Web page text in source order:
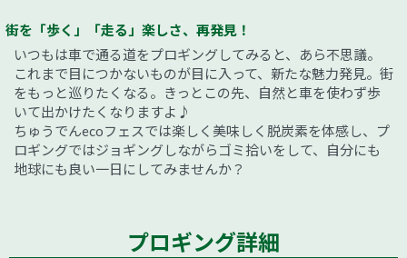
街を「歩く」「走る」楽しさ、再発見！
いつもは車で通る道をプロギングしてみると、あら不思議。
これまで目につかないものが目に入って、新たな魅力発見。街
をもっと巡りたくなる。きっとこの先、自然と車を使わず歩
いて出かけたくなりますよ♪
ちゅうでんecoフェスでは楽しく美味しく脱炭素を体感し、プ
ロギングではジョギングしながらゴミ拾いをして、自分にも
地球にも良い一日にしてみませんか？
プロギング詳細